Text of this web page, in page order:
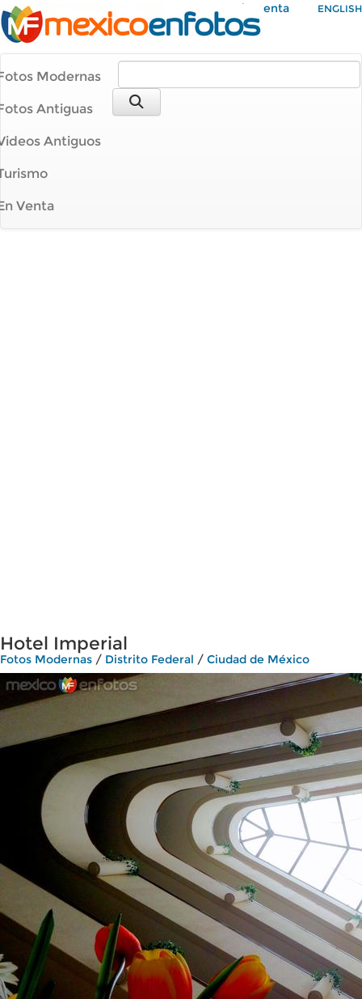
Mi Cuenta ENGLISH
Modernas
Antiguas
Antiguos
Venta
Hotel Imperial
Fotos Modernas / Distrito Federal / Ciudad de México